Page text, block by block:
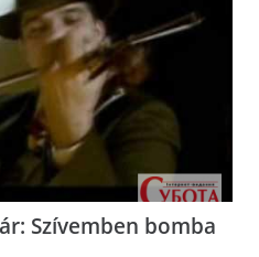
Szívemben bomba